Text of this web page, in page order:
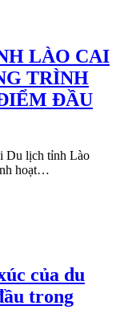
LÀO CAI
TRÌNH
ĐẦU
Du lịch tỉnh Lào
hoạt…
của du
trong